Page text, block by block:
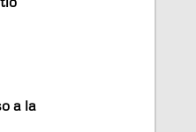
a la